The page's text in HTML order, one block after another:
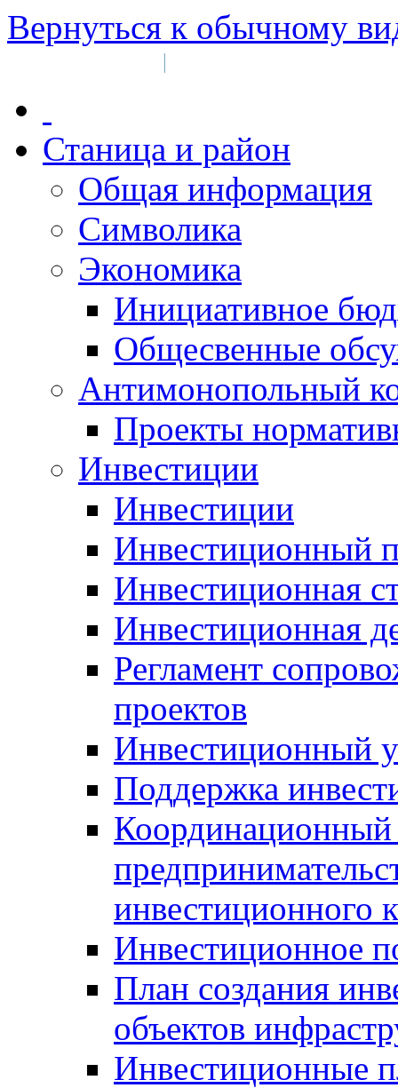
Вернуться к обычному
|
Станица и район
Общая информация
Символика
Экономика
Инициативное
Общесвенные
Антимонопольный
Проекты
Инвестиции
Инвестиции
Инвестиционный
Инвестиционная
Инвестиционная
Регламент
проектов
Инвестиционный
Поддержка
Координационный
инвестиционного
Инвестиционное
План создания
объектов
Инвестиционные